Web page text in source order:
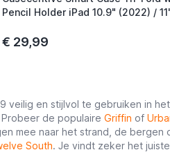
Pencil Holder iPad 10.9" (2022) /
€ 29,99
veilig en stijlvol te gebruiken in
de populaire Griffin of
mee naar het strand, de
South. Je vindt zeker het